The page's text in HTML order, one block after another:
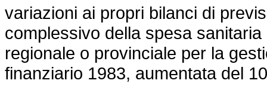
variazioni ai propri bilanci di
complessivo della spesa
regionale o provinciale per la
finanziario 1983, aumentata del